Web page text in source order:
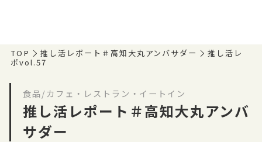
TOP 推し活レポート＃高知大丸アンバサダー
推し活レ
ポvol.57
食品/カフェ・レストラン・イートイン
推し活レポート＃高知大丸アンバ
サダー